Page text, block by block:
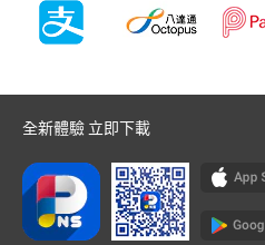
全新體驗 立即下載